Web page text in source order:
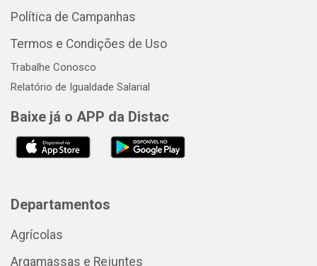
Política de Campanhas
Termos e Condições de Uso
Trabalhe Conosco
Relatório de Igualdade Salarial
Baixe já o APP da Distac
Departamentos
Agrícolas
Argamassas e Rejuntes